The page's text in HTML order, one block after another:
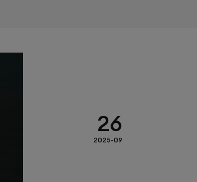
26
2025-09